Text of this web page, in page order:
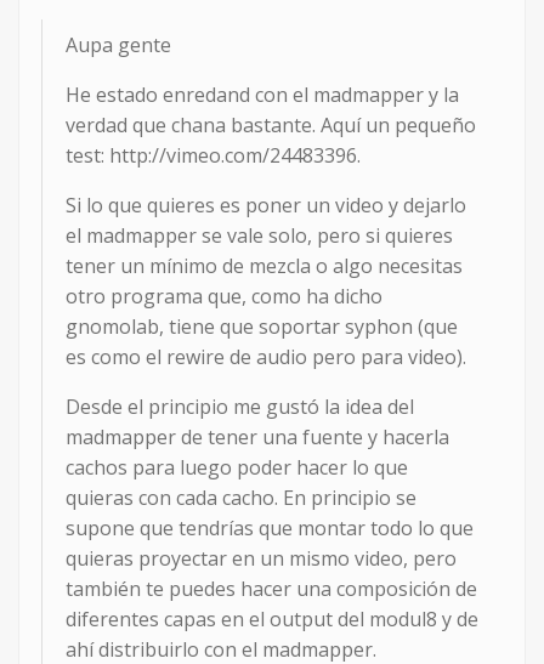
Aupa gente
He estado enredand con el madmapper y la
verdad que chana bastante. Aquí un pequeño
test: http://vimeo.com/24483396.
Si lo que quieres es poner un video y dejarlo
el madmapper se vale solo, pero si quieres
tener un mínimo de mezcla o algo necesitas
otro programa que, como ha dicho
gnomolab, tiene que soportar syphon (que
es como el rewire de audio pero para video).
Desde el principio me gustó la idea del
madmapper de tener una fuente y hacerla
cachos para luego poder hacer lo que
quieras con cada cacho. En principio se
supone que tendrías que montar todo lo que
quieras proyectar en un mismo video, pero
también te puedes hacer una composición de
diferentes capas en el output del modul8 y de
ahí distribuirlo con el madmapper.